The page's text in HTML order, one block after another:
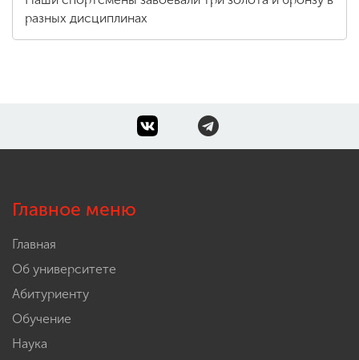
разных дисциплинах
Главное меню
Главная
Об университете
Абитуриенту
Обучение
Наука